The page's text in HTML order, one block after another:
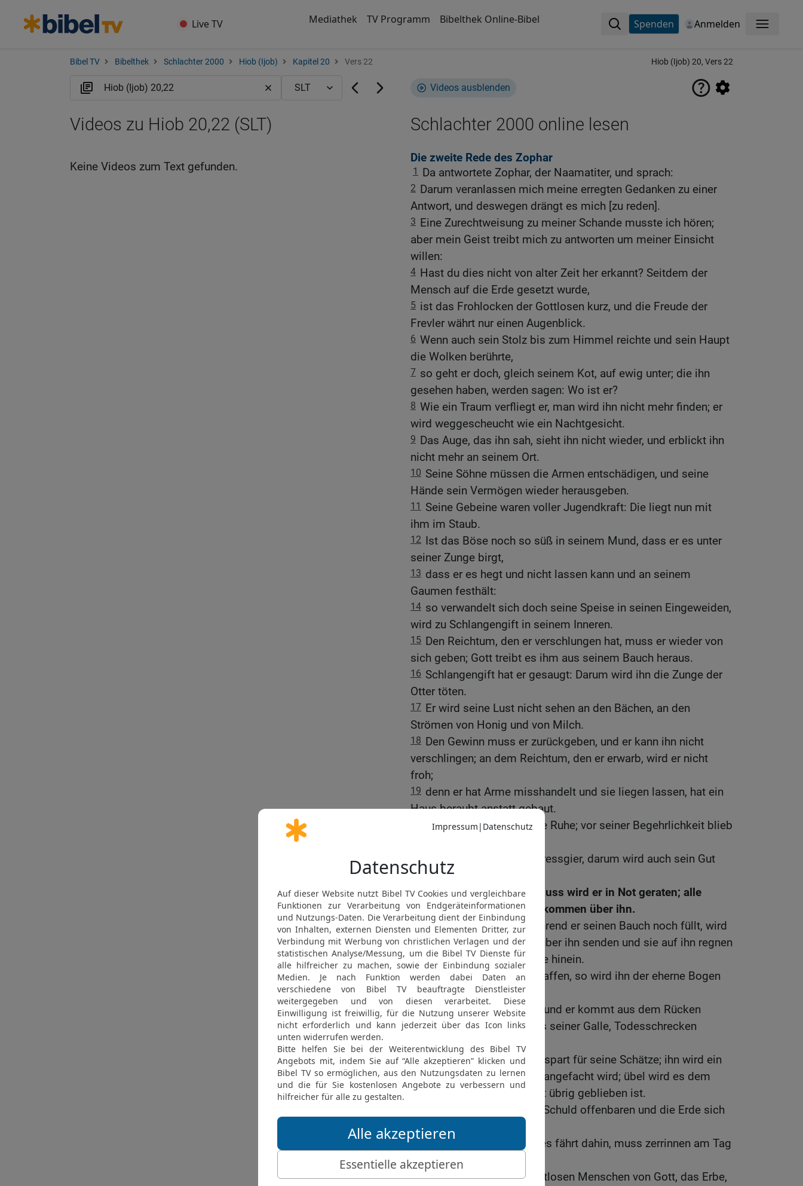
Live TV Mediathek TV Programm Bibelthek Online-Bibel Spenden Anmelden Menü
Bibel TV Bibelthek Schlachter 2000 Hiob (Ijob) Kapitel 20 Vers 22 Hiob (Ijob) 20, Vers 22
Videos ausblenden
Schlachter 2000 online lesen
Die zweite Rede des Zophar
1 Da antwortete Zophar, der Naamatiter, und sprach:
2 Darum veranlassen mich meine erregten Gedanken zu einer
Antwort, und deswegen drängt es mich [zu reden].
3 Eine Zurechtweisung zu meiner Schande musste ich hören;
aber mein Geist treibt mich zu antworten um meiner Einsicht
willen:
4 Hast du dies nicht von alter Zeit her erkannt? Seitdem der
Mensch auf die Erde gesetzt wurde,
5 ist das Frohlocken der Gottlosen kurz, und die Freude der
Frevler währt nur einen Augenblick.
6 Wenn auch sein Stolz bis zum Himmel reichte und sein Haupt
die Wolken berührte,
7 so geht er doch, gleich seinem Kot, auf ewig unter; die ihn
gesehen haben, werden sagen: Wo ist er?
8 Wie ein Traum verfliegt er, man wird ihn nicht mehr finden; er
wird weggescheucht wie ein Nachtgesicht.
9 Das Auge, das ihn sah, sieht ihn nicht wieder, und erblickt ihn
nicht mehr an seinem Ort.
10 Seine Söhne müssen die Armen entschädigen, und seine
Hände sein Vermögen wieder herausgeben.
11
Seine Gebeine waren voller Jugendkraft: Die liegt nun mit
ihm im Staub.
12 Ist das Böse noch so süß in seinem Mund, dass er es unter
seiner Zunge birgt,
13 dass er es hegt und nicht lassen kann und an seinem
Gaumen festhält:
14 so verwandelt sich doch seine Speise in seinen Eingeweiden,
wird zu Schlangengift in seinem Inneren.
15 Den Reichtum, den er verschlungen hat, muss er wieder von
sich geben; Gott treibt es ihm aus seinem Bauch heraus.
16 Schlangengift hat er gesaugt: Darum wird ihn die Zunge der
Otter töten.
17 Er wird seine Lust nicht sehen an den Bächen, an den
Strömen von Honig und von Milch.
18 Den Gewinn muss er zurückgeben, und er kann ihn nicht
verschlingen; an dem Reichtum, den er erwarb, wird er nicht
froh;
19 denn er hat Arme misshandelt und sie liegen lassen, hat ein
Haus beraubt anstatt gebaut.
Sein Bauch kannte keine Ruhe; vor seiner Begehrlichkeit blieb
21
Nichts entging seiner Fressgier, darum wird auch sein Gut
nicht Bestand haben.
22 Mitten in seinem Überfluss wird er in Not geraten; alle
Hände der Unglücklichen kommen über ihn.
Es wird geschehen, während er seinen Bauch noch füllt, wird
Er die Glut Seines Zornes über ihn senden und sie auf ihn regnen
lassen, in seine Eingeweide hinein.
24 Flieht er vor eisernen Waffen, so wird ihn der eherne Bogen
durchbohren.
25 Er zieht [an dem Pfeil] , und er kommt aus dem Rücken
hervor; blitzend fährt er aus seiner Galle, Todesschrecken
kommen über ihn.
26 Alle Finsternis ist aufgespart für seine Schätze; ihn wird ein
Feuer verzehren, das nicht angefacht wird; übel wird es dem
ergehen, der in seinem Zelt übrig geblieben ist.
Der Himmel wird seine Schuld offenbaren und die Erde sich
gegen ihn empören.
28 Der Ertrag seines Hauses fährt dahin, muss zerrinnen am Tag
Seines Zornes.
29 Das ist das Teil des gottlosen Menschen von Gott, das Erbe,
Videos zu Hiob 20,22 (SLT)
Keine Videos zum Text gefunden.